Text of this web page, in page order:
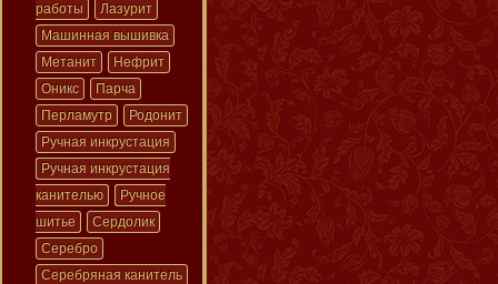
работы
Лазурит
Машинная вышивка
Метанит
Нефрит
Оникс
Парча
Перламутр
Родонит
Ручная инкрустация
Ручная инкрустация
канителью
Ручное
шитье
Сердолик
Серебро
Серебряная канитель